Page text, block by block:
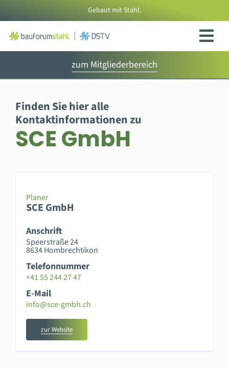
Inhalt
springen
Gebaut mit Stahl.
zum Mitgliederbereich
Finden Sie hier alle
Kontaktinformationen zu
SCE GmbH
Planer
SCE GmbH
Anschrift
Speerstraße 24
8634 Hombrechtikon
Telefonnummer
+41 55 244 27 47
E-Mail
info@sce-gmbh.ch
zur Website